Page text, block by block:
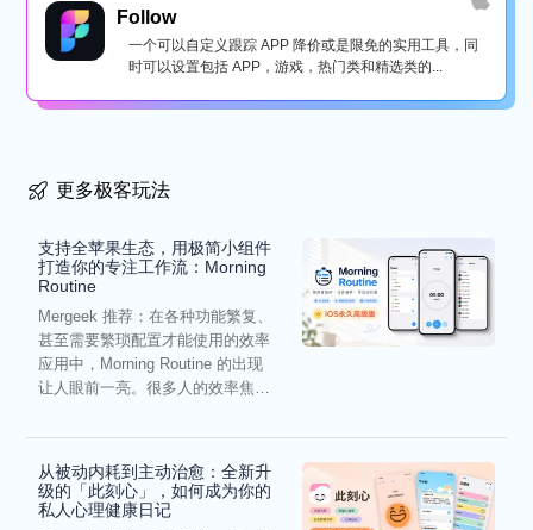
Follow
一个可以自定义跟踪 APP 降价或是限免的实用工具，同
时可以设置包括 APP，游戏，热门类和精选类的...
更多极客玩法
支持全苹果生态，用极简小组件
打造你的专注工作流：Morning
Routine
Mergeek 推荐：在各种功能繁复、
甚至需要繁琐配置才能使用的效率
应用中，Morning Routine 的出现
让人眼前一亮。很多人的效率焦
从被动内耗到主动治愈：全新升
级的「此刻心」，如何成为你的
私人心理健康日记